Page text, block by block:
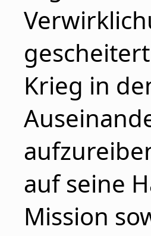
Krieg in
auf seine
Mission